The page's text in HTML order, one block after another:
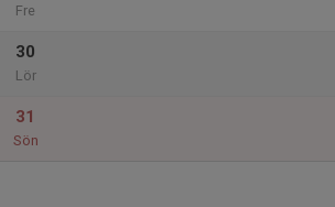
Fre
30
Lör
31
Sön